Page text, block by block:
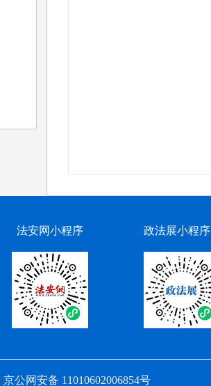
法安网小程序 政法展小程序
京公网安备 11010602006854号